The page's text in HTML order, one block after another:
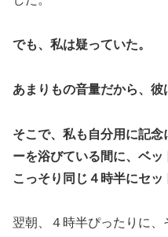
でも、私は疑っていた。
あまりもの音量だから、彼
そこで、私も自分用に記
ーを浴びている間に、ベ
こっそり同じ４時半にセッ
翌朝、４時半ぴったりに、